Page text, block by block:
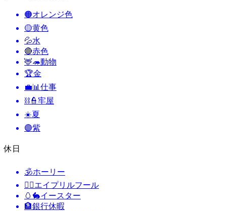
🟠オレンジ色
🟡黄色
💦水
🔴赤色
🦌🦔動物
🏆金
💼📊 仕事
⛓️👮牢屋
☀️夏
🟣紫
休日
🕉ホーリー
🙆‍♂️エイプリルフール
🥚🐇イースター
🏦銀行休暇